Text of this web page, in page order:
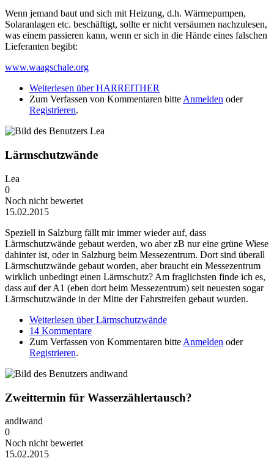
Wenn jemand baut und sich mit Heizung, d.h. Wärmepumpen,
Solaranlagen etc. beschäftigt, sollte er nicht versäumen nachzulesen,
was einem passieren kann, wenn er sich in die Hände eines falschen
Lieferanten begibt:
www.waagschale.org
Weiterlesen über HARREITHER
Zum Verfassen von Kommentaren bitte Anmelden oder
Registrieren.
Lärmschutzwände
Lea
0
Noch nicht bewertet
15.02.2015
Speziell in Salzburg fällt mir immer wieder auf, dass
Lärmschutzwände gebaut werden, wo aber zB nur eine grüne Wiese
dahinter ist, oder in Salzburg beim Messezentrum. Dort sind überall
Lärmschutzwände gebaut worden, aber braucht ein Messezentrum
wirklich unbedingt einen Lärmschutz? Am fraglichsten finde ich es,
dass auf der A1 (eben dort beim Messezentrum) seit neuesten sogar
Lärmschutzwände in der Mitte der Fahrstreifen gebaut wurden.
Weiterlesen über Lärmschutzwände
14 Kommentare
Zum Verfassen von Kommentaren bitte Anmelden oder
Registrieren.
Zweittermin für Wasserzählertausch?
andiwand
0
Noch nicht bewertet
15.02.2015